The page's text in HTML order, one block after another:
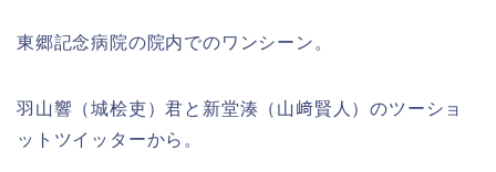
東郷記念病院の院内でのワンシーン。
羽山響（城桧吏）君と 新堂湊（山﨑賢人）のツーショ
ット ツイッターから。